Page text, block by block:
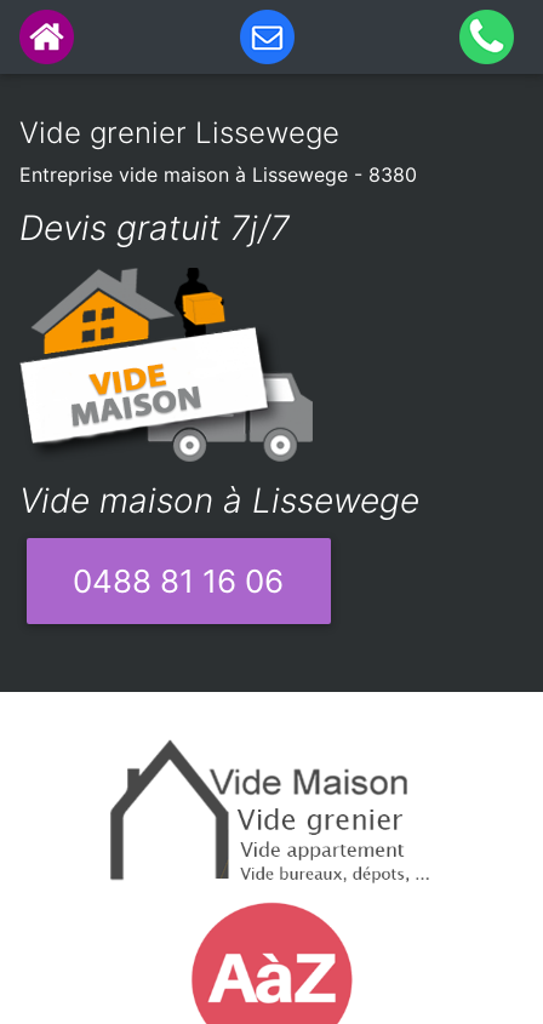
Vide grenier Lissewege
Entreprise vide maison à Lissewege - 8380
Devis gratuit 7j/7
Vide maison à Lissewege
0488 81 16 06